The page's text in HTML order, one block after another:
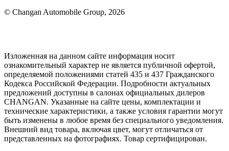
© Changan Automobile Group, 2026
Изложенная на данном сайте информация носит
ознакомительный характер не является публичной офертой,
определяемой положениями статей 435 и 437 Гражданского
Кодекса Российской Федерации. Подробности актуальных
предложений доступны в салонах официальных дилеров
CHANGAN. Указанные на сайте цены, комплектации и
технические характеристики, а также условия гарантии могут
быть изменены в любое время без специального уведомления.
Внешний вид товара, включая цвет, могут отличаться от
представленных на фотографиях. Товар сертифицирован.